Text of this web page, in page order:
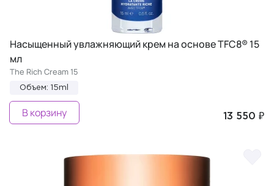
Насыщенный увлажняющий крем на основе TFC8® 15
мл
The Rich Cream 15
Объем: 15ml
13 550 ₽
В корзину